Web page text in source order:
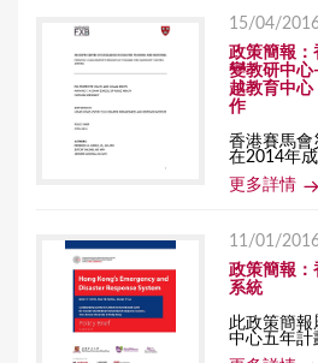
15/04/
政策簡報：
變教研中
越教育中
作
香港賽馬會
在2014年
更多詳情
11/01/
政策簡報：
系統
此政策簡
中心五年計